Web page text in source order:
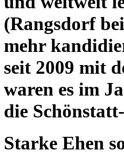
(Rangsdorf
mehr
seit 2009 mit
waren es im
die
Starke Ehen